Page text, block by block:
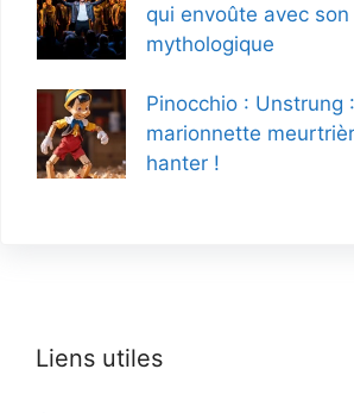
qui envoûte avec
mythologique
Pinocchio : Unstrung
marionnette
hanter !
Liens utiles